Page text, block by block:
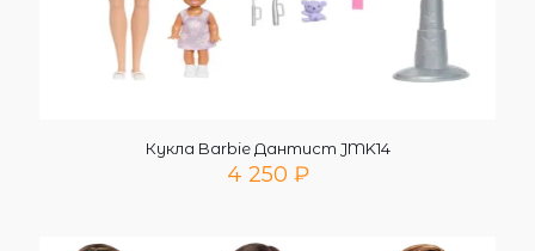
Кукла Barbie Дантист JMK14
4 250 ₽